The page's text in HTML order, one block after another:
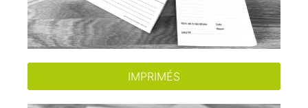
IMPRIMÉS